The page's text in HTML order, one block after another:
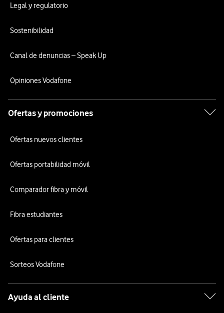
Legal y regulatorio
Sostenibilidad
Canal de denuncias – Speak Up
Opiniones Vodafone
Ofertas y promociones
Ofertas nuevos clientes
Ofertas portabilidad móvil
Comparador fibra y móvil
Fibra estudiantes
Ofertas para clientes
Sorteos Vodafone
Ayuda al cliente